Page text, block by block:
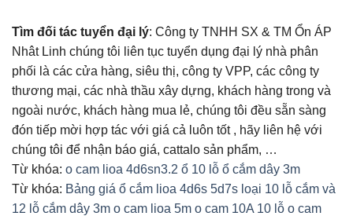
Tìm đối tác tuyển đại lý: Công ty TNHH SX & TM Ổn ÁP
Nhât Linh chúng tôi liên tục tuyển dụng đại lý nhà phân
phối là các cửa hàng, siêu thị, công ty VPP, các công ty
thương mại, các nhà thầu xây dựng, khách hàng trong và
ngoài nước, khách hàng mua lẻ, chúng tôi đều sẵn sàng
đón tiếp mời hợp tác với giá cả luôn tốt , hãy liên hệ với
chúng tôi để nhận báo giá, cattalo sản phẩm, …
Từ khóa: o cam lioa 4d6sn3.2 ổ 10 lỗ ổ cắm dây 3m
Từ khóa: Bảng giá ổ cắm lioa 4d6s 5d7s loại 10 lỗ cắm và
12 lỗ cắm dây 3m o cam lioa 5m o cam 10A 10 lỗ o cam